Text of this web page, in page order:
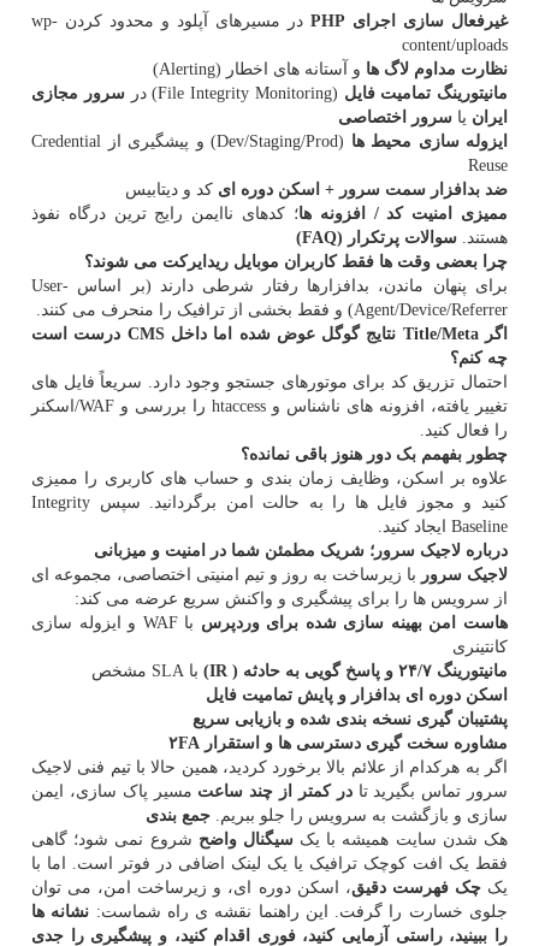
غیرفعال سازی اجرای
در مسیرهای آپلود و محدود کردن wp-
content/uploads
نظارت مداوم لاگ ها و آستانه های اخطار (Alerting)
مانیتورینگ تمامیت فایل (File Integrity Monitoring) در
سرور مجازی
ایران یا سرور اختصاصی
ایزوله سازی محیط ها
(Dev/Staging/Prod) و پیشگیری از Credential
Reuse
ضد بدافزار سمت سرور + اسکن دوره ای کد و دیتابیس
ممیزی امنیت کد / افزونه ها؛ کدهای ناایمن رایج ترین درگاه نفوذ
هستند. سوالات پرتکرار (FAQ)
چرا بعضی وقت ها فقط کاربران موبایل ریدایرکت می شوند؟
برای پنهان ماندن، بدافزارها رفتار شرطی دارند (بر اساس User-
Agent/Device/Referrer) و فقط بخشی از ترافیک را منحرف می کنند.
اگر Title/Meta نتایج گوگل عوض شده اما داخل
CMS درست است
چه کنم؟
احتمال تزریق کد برای موتورهای جستجو وجود دارد. سریعاً فایل های
تغییر یافته، افزونه های ناشناس و htaccess را بررسی و WAF/اسکنر
را فعال کنید.
چطور بفهمم بک دور هنوز باقی نمانده؟
علاوه بر اسکن، وظایف زمان بندی و حساب های کاربری را ممیزی
کنید و مجوز فایل ها را به حالت امن برگردانید. سپس Integrity
Baseline ایجاد کنید.
درباره لاجیک سرور؛ شریک مطمئن شما در امنیت و میزبانی
لاجیک سرور با زیرساخت به روز و تیم امنیتی اختصاصی، مجموعه ای
از سرویس ها را برای پیشگیری و واکنش سریع عرضه می کند:
هاست امن بهینه سازی شده برای وردپرس
با WAF و ایزوله سازی
کانتینری
مانیتورینگ
IR)
با SLA مشخص
اسکن دوره ای بدافزار و پایش تمامیت فایل
پشتیبان گیری نسخه بندی شده و بازیابی سریع
مشاوره سخت گیری دسترسی ها و استقرار
اگر به هرکدام از علائم بالا برخورد کردید، همین حالا با تیم فنی لاجیک
سرور تماس بگیرید تا در کمتر از چند ساعت مسیر پاک سازی، ایمن
سازی و بازگشت به سرویس را جلو ببریم. جمع بندی
هک شدن سایت همیشه با یک سیگنال واضح شروع نمی شود؛ گاهی
فقط یک افت کوچک ترافیک یا یک لینک اضافی در فوتر است. اما با
یک چک فهرست دقیق، اسکن دوره ای، و زیرساخت امن، می توان
جلوی خسارت را گرفت. این راهنما نقشه ی راه شماست: نشانه ها
را ببینید، راستی آزمایی کنید، فوری اقدام کنید، و پیشگیری را جدی